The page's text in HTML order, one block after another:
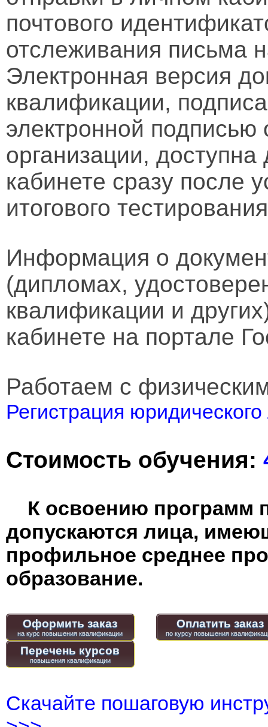
почтового
отслеживания письма
Электронная версия
квалификации,
электронной подписью
организации,
кабинете сразу после
итогового
Информация о
(дипломах,
квалификации и
кабинете на портале
Работаем с
Регистрация
Стоимость обучения:
К освоению программ
допускаются лица,
профильное среднее
образование.
Оформить заказ Оплатить заказ
Перечень курсов
повышения квалификации
Скачайте пошаговую